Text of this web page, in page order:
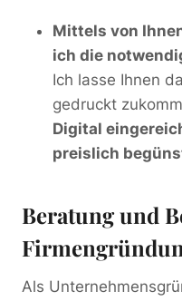
Mittels von
ich die
Ich lasse Ihnen
gedruckt
Digital
preislich
Beratung und
Als